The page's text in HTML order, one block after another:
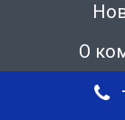
О